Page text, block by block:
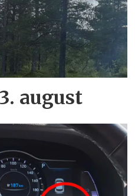
august